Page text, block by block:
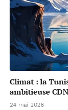
Climat : la
ambitieuse
24 mai 2026